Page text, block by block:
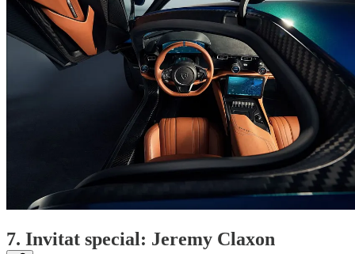
7. Invitat special: Jeremy Claxon